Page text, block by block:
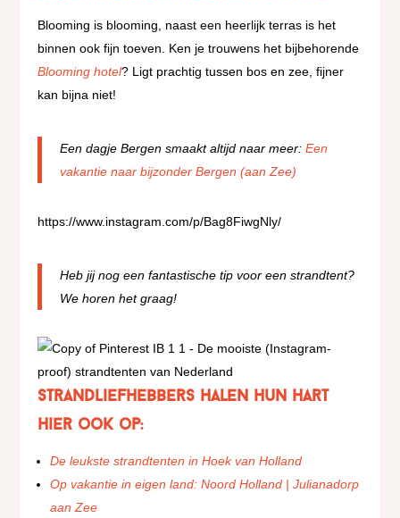
Blooming is blooming, naast een heerlijk terras is het
binnen ook fijn toeven. Ken je trouwens het bijbehorende
Blooming hotel? Ligt prachtig tussen bos en zee, fijner
kan bijna niet!
Een dagje Bergen smaakt altijd naar meer:Een
vakantie naar bijzonder Bergen (aan Zee)
https://www.instagram.com/p/Bag8FiwgNly/
Heb jij nog een fantastische tip voor een strandtent?
We horen het graag!
Strandliefhebbers halen hun hart
hier ook op:
De leukste strandtenten in Hoek van Holland
Op vakantie in eigen land: Noord Holland | Julianadorp
aan Zee